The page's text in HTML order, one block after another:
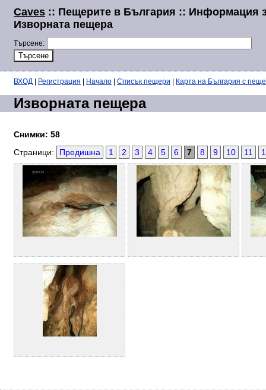
Caves :: Пещерите в България :: Информация
Изворната пещера
Търсене:
ВХОД Регистрация Начало Списък пещери Карта на България с
Изворната пещера
Снимки: 58
Страници:
Предишна 1 2 3 4 5 6 7 8 9 10 11